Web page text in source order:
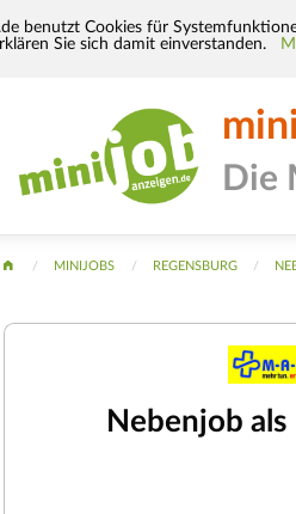
benutzt Cookies für
Sie sich damit einverstanden.
Die
MINIJOBS REGENSBURG
Nebenjob